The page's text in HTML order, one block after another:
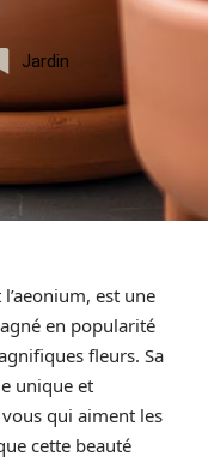
Jardin
est une
en popularité
fleurs. Sa
unique et
qui aiment les
cette beauté